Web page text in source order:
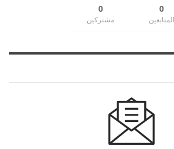
0
المتابعين
0
مشتركين